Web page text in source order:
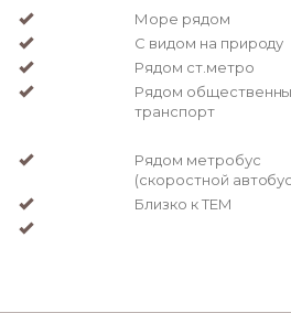
Море рядом
С видом на природу
Рядом ст.метро
Рядом
транспорт
Рядом метробус
(скоростной
Близко к TEM